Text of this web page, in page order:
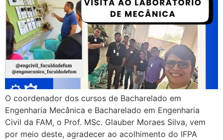
O coordenador dos cursos de Bacharelado em
Engenharia Mecânica e Bacharelado em Engenharia
Civil da FAM, o Prof. MSc. Glauber Moraes Silva, vem
por meio deste, agradecer ao acolhimento do IFPA